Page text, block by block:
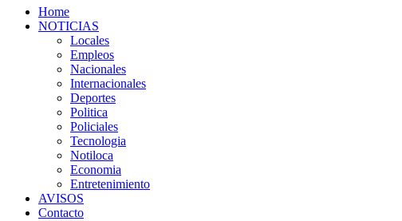
Home
NOTICIAS
Locales
Empleos
Nacionales
Internacionales
Deportes
Politica
Policiales
Tecnologia
Notiloca
Economia
Entretenimiento
AVISOS
Contacto